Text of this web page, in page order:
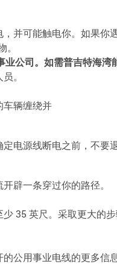
并可能触电你。如果你
公司。如需普吉特海湾
。
车辆缠绕并
电源线断电之前，不要
辟一条穿过你的路径。
35 英尺。采取更大的
的公用事业电线的更多信